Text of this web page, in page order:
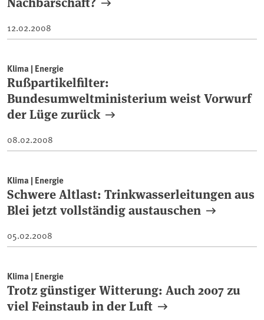
12.02.2008
Klima | Energie
Rußpartikelfilter:
Bundesumweltministerium weist Vorwurf
der Lüge zurück
08.02.2008
Klima | Energie
Schwere Altlast: Trinkwasserleitungen aus
Blei jetzt vollständig austauschen
05.02.2008
Klima | Energie
Trotz günstiger Witterung: Auch 2007 zu
viel Feinstaub in der Luft